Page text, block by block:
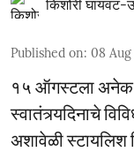
किशोरी घायवट-
Published on: 08 Aug
१५ ऑगस्टला अनेक
स्वातंत्र्यदिनाचे
अशावेळी